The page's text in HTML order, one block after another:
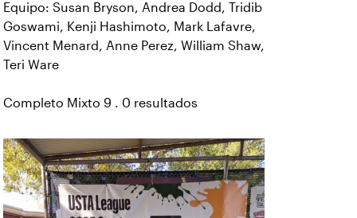
Equipo: Susan Bryson, Andrea Dodd, Tridib
Goswami, Kenji Hashimoto, Mark Lafavre,
Vincent Menard, Anne Perez, William Shaw,
Teri Ware
Completo Mixto 9 . 0 resultados